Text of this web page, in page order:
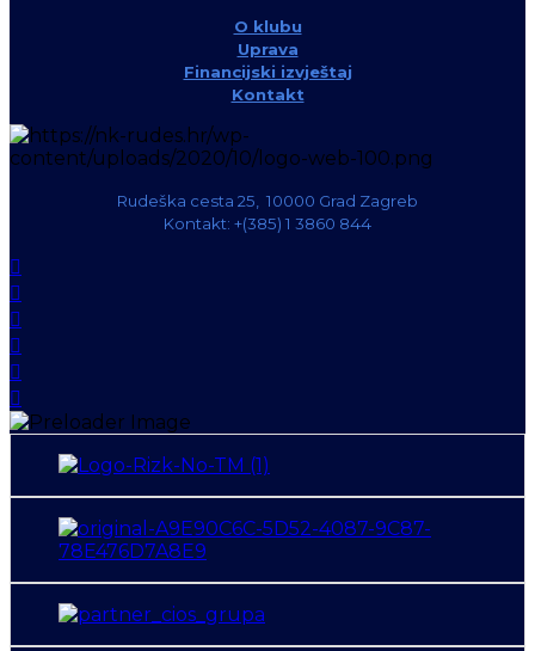
O klubu
Uprava
Financijski izvještaj
Kontakt
Rudeška cesta 25, 10000 Grad Zagreb
Kontakt: +(385) 1 3860 844